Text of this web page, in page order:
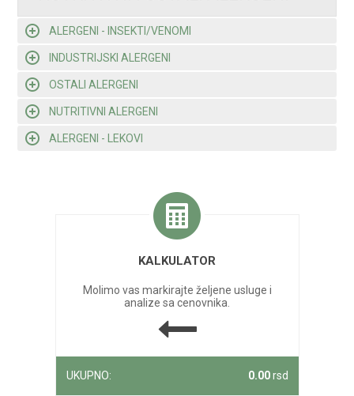
ALERGENI - INSEKTI/VENOMI
INDUSTRIJSKI ALERGENI
OSTALI ALERGENI
NUTRITIVNI ALERGENI
ALERGENI - LEKOVI
KALKULATOR
Molimo vas markirajte željene usluge i
analize sa cenovnika.
UKUPNO: 0.00rsd